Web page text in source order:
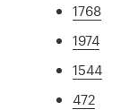
1768
1974
1544
472